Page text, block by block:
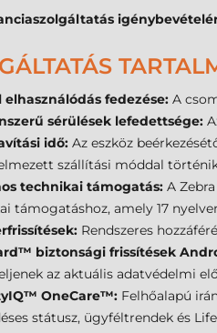
elhasználódás fedezése: A
sérülések lefedettsége:
idő: Az eszköz
szállítási móddal
technikai támogatás: A
támogatáshoz, amely 17
Rendszeres
biztonsági frissítések
az aktuális adatvédelmi
OneCare™: Felhőalapú
státusz, ügyféltrendek és